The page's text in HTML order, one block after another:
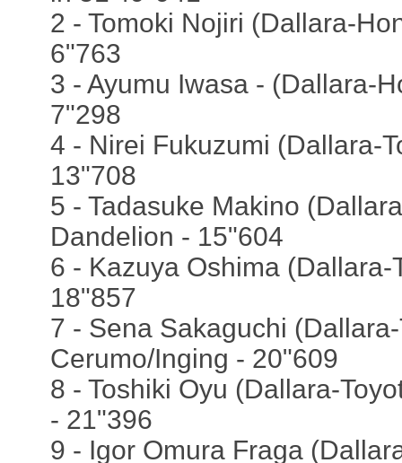
2 - Tomoki Nojiri (Dallara-
6"763
3 - Ayumu Iwasa - (Dallara-
7"298
4 - Nirei Fukuzumi (Dallara-
13"708
5 - Tadasuke Makino
Dandelion - 15"604
6 - Kazuya Oshima (Dallara-
18"857
7 - Sena Sakaguchi
Cerumo/Inging - 20"609
8 - Toshiki Oyu (Dallara-
- 21"396
9 - Igor Omura Fraga